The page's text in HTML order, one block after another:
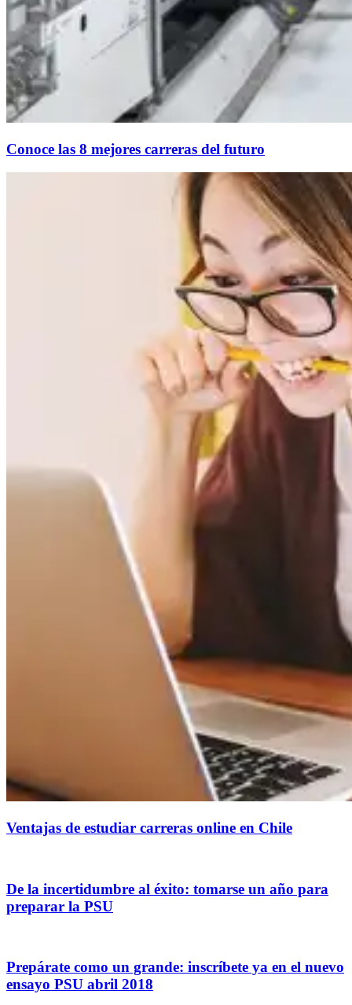
Conoce las 8 mejores carreras del futuro
Ventajas de estudiar carreras online en Chile
De la incertidumbre al éxito: tomarse un año para
preparar la PSU
Prepárate como un grande: inscríbete ya en el nuevo
ensayo PSU abril 2018